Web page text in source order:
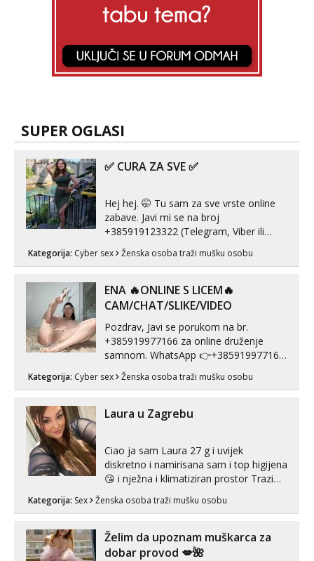
SUPER OGLASI
✅ CURA ZA SVE ✅
Hej hej. 🤭 Tu sam za sve vrste online
zabave. Javi mi se na broj
+385919123322 (Telegram, Viber ili
Whatsapp). 🤙 NE javljaj se na uzivo.
Hvala.
Kategorija: Cyber sex Ženska osoba traži mušku osobu
ENA 🔥ONLINE S LICEM🔥
CAM/CHAT/SLIKE/VIDEO
Pozdrav, Javi se porukom na br.
+385919977166 za online druženje
samnom. WhatsApp 👉+385919977166
Telegram 👉@enafriedrichkis Radim
videopozive s licem, solo i s partnerom,
kombinacije halteri, haljine, štikle,
samostojeće itd. Nudim svakakva videa
Kategorija: Cyber sex Ženska osoba traži mušku osobu
Laura u Zagrebu
Ciao ja sam Laura 27 g i uvijek
diskretno i namirisana sam i top higijena
😘 i nježna i klimatiziran prostor Trazim
Pusenje i gutanje sperme Erotsko rublje
tijelu Iskljucivo neradim analni !!! I
neljubim se Wha...
Kategorija: Sex Ženska osoba traži mušku osobu
Želim da upoznam muškarca za
dobar provod 💋🌺